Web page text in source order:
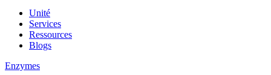
Unité
Services
Ressources
Blogs
Enzymes